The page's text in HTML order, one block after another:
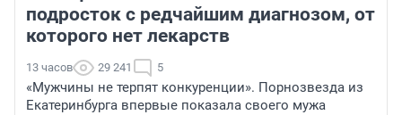
подросток с редчайшим диагнозом, от
которого нет лекарств
13 часов 29 241 5
«Мужчины не терпят конкуренции». Порнозвезда из
Екатеринбурга впервые показала своего мужа